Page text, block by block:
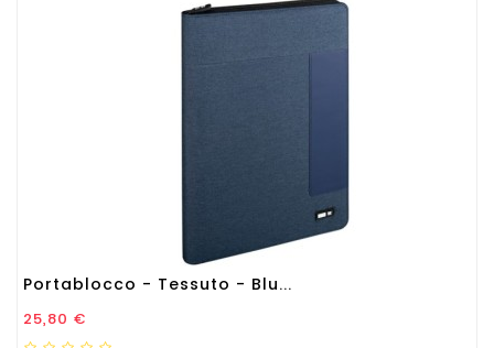
Portablocco - Tessuto - Blu...
Prezzo
25,80 €